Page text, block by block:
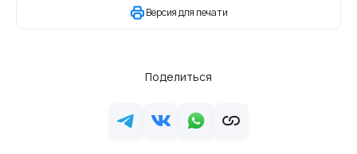
Версия для печати
Поделиться